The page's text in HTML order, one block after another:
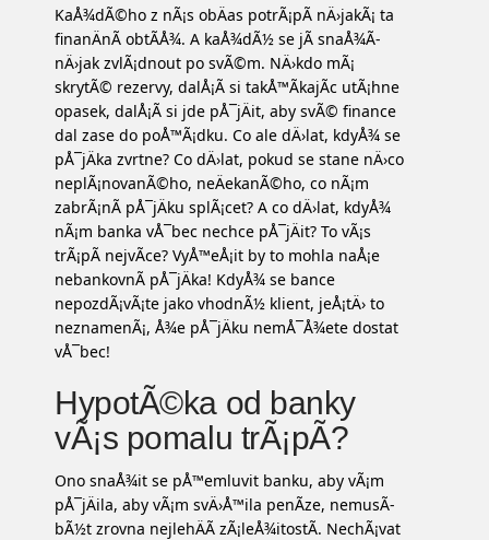
KaÅ¾dÃ©ho z nÃ¡s obÄas potrÃ¡pÃ­ nÄ›jakÃ¡ ta
finanÄnÃ­ obtÃ­Å¾. A kaÅ¾dÃ½ se jÃ­ snaÅ¾Ã­
nÄ›jak zvlÃ¡dnout po svÃ©m. NÄ›kdo mÃ¡
skrytÃ© rezervy, dalÅ¡Ã­ si takÅ™Ã­kajÃ­c utÃ¡hne
opasek, dalÅ¡Ã­ si jde pÅ¯jÄit, aby svÃ© finance
dal zase do poÅ™Ã¡dku. Co ale dÄ›lat, kdyÅ¾ se
pÅ¯jÄka zvrtne? Co dÄ›lat, pokud se stane nÄ›co
neplÃ¡novanÃ©ho, neÄekanÃ©ho, co nÃ¡m
zabrÃ¡nÃ­ pÅ¯jÄku splÃ¡cet? A co dÄ›lat, kdyÅ¾
nÃ¡m banka vÅ¯bec nechce pÅ¯jÄit? To vÃ¡s
trÃ¡pÃ­ nejvÃ­ce? VyÅ™eÅ¡it by to mohla naÅ¡e
nebankovnÃ­ pÅ¯jÄka! KdyÅ¾ se bance
nepozdÃ¡vÃ¡te jako vhodnÃ½ klient, jeÅ¡tÄ› to
neznamenÃ¡, Å¾e pÅ¯jÄku nemÅ¯Å¾ete dostat
vÅ¯bec!
HypotÃ©ka od banky
vÃ¡s pomalu trÃ¡pÃ­?
Ono snaÅ¾it se pÅ™emluvit banku, aby vÃ¡m
pÅ¯jÄila, aby vÃ¡m svÄ›Å™ila penÃ­ze, nemusÃ­
bÃ½t zrovna nejlehÄÃ­ zÃ¡leÅ¾itostÃ­. NechÃ¡vat